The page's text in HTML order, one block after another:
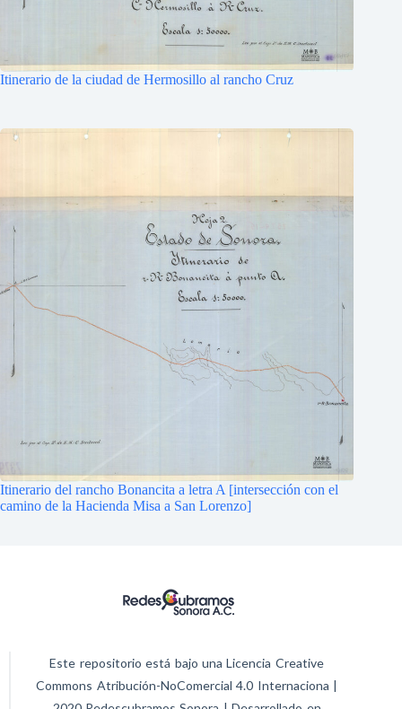
Itinerario de la ciudad de Hermosillo al rancho Cruz
Itinerario del rancho Bonancita a letra A [intersección con el
camino de la Hacienda Misa a San Lorenzo]
Este repositorio está bajo una Licencia Creative
Commons Atribución-NoComercial 4.0 Internaciona |